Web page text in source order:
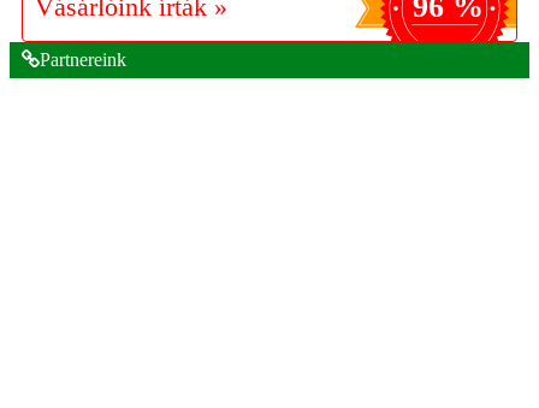
Vásárlóink írták »
Partnereink